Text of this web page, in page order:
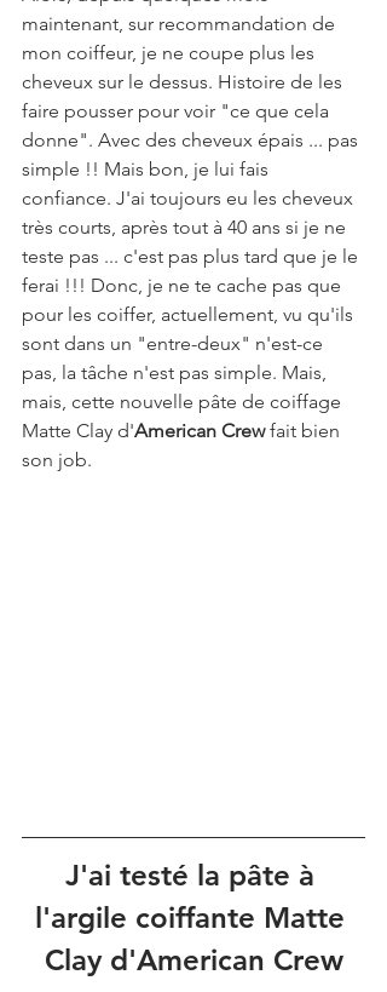
maintenant, sur recommandation de
mon coiffeur, je ne coupe plus les
cheveux sur le dessus. Histoire de les
faire pousser pour voir "ce que cela
donne". Avec des cheveux épais ... pas
simple !! Mais bon, je lui fais
confiance. J'ai toujours eu les cheveux
très courts, après tout à 40 ans si je ne
teste pas ... c'est pas plus tard que je le
ferai !!! Donc, je ne te cache pas que
pour les coiffer, actuellement, vu qu'ils
sont dans un "entre-deux" n'est-ce
pas, la tâche n'est pas simple. Mais,
mais, cette nouvelle pâte de coiffage
Matte Clay d'American Crew fait bien
son job.
J'ai testé la pâte à
l'argile coiffante Matte
Clay d'American Crew